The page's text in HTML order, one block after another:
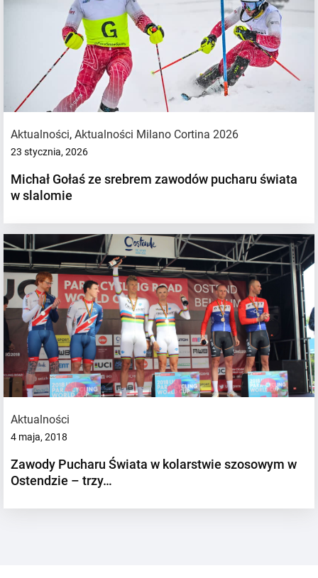
Aktualności, Aktualności Milano Cortina 2026
23 stycznia, 2026
Michał Gołaś ze srebrem zawodów pucharu świata
w slalomie
Aktualności
4 maja, 2018
Zawody Pucharu Świata w kolarstwie szosowym w
Ostendzie – trzy…